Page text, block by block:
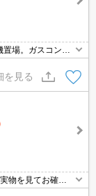
場。ガスコンロ
払額の1％+800
を見る
物を見てお確か
総支払額の1％+8